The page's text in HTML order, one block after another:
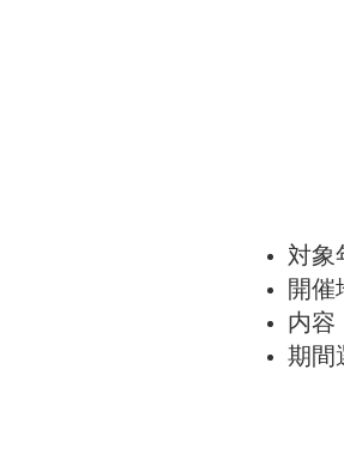
対象
開催
内容
期間